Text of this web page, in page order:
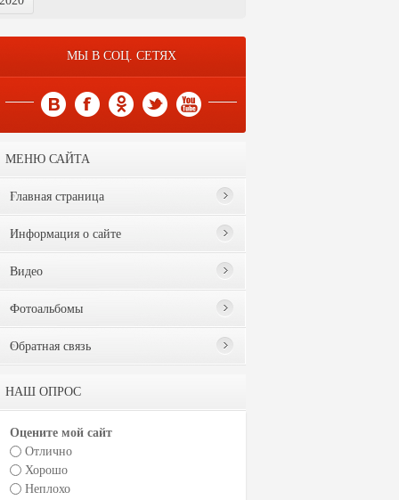
МЫ В СОЦ. СЕТЯХ
МЕНЮ САЙТА
Главная страница
Информация о сайте
Видео
Фотоальбомы
Обратная связь
НАШ ОПРОС
Оцените мой сайт
Отлично
Хорошо
Неплохо